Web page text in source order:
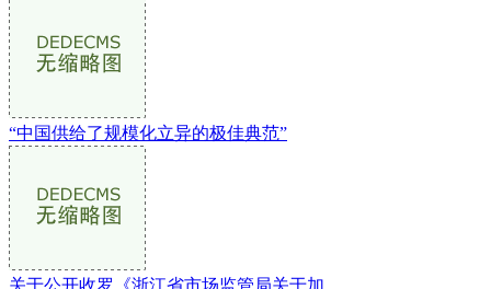
“中国供给了规模化立异的极佳典范”
关于公开收罗《浙江省市场监管局关于加